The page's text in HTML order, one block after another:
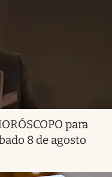
para
8 de agosto